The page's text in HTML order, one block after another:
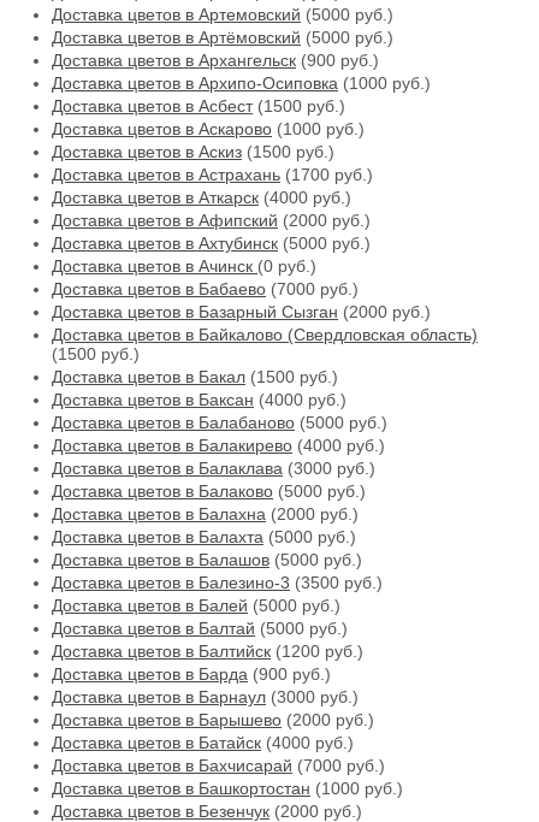
Доставка цветов в Артемовский (5000 руб.)
Доставка цветов в Артёмовский (5000 руб.)
Доставка цветов в Архангельск (900 руб.)
Доставка цветов в Архипо-Осиповка (1000 руб.)
Доставка цветов в Асбест(1500 руб.)
Доставка цветов в Аскарово (1000 руб.)
Доставка цветов в Аскиз (1500 руб.)
Доставка цветов в Астрахань (1700 руб.)
Доставка цветов в Аткарск (4000 руб.)
Доставка цветов в Афипский (2000 руб.)
Доставка цветов в Ахтубинск (5000 руб.)
Доставка цветов в Ачинск (0 руб.)
Доставка цветов в Бабаево (7000 руб.)
Доставка цветов в Базарный Сызган (2000 руб.)
Доставка цветов в Байкалово (Свердловская область)
(1500 руб.)
Доставка цветов в Бакал (1500 руб.)
Доставка цветов в Баксан (4000 руб.)
Доставка цветов в Балабаново (5000 руб.)
Доставка цветов в Балакирево (4000 руб.)
Доставка цветов в Балаклава (3000 руб.)
Доставка цветов в Балаково (5000 руб.)
Доставка цветов в Балахна (2000 руб.)
Доставка цветов в Балахта (5000 руб.)
Доставка цветов в Балашов (5000 руб.)
Доставка цветов в Балезино-3 (3500 руб.)
Доставка цветов в Балей (5000 руб.)
Доставка цветов в Балтай (5000 руб.)
Доставка цветов в Балтийск (1200 руб.)
Доставка цветов в Барда (900 руб.)
Доставка цветов в Барнаул (3000 руб.)
Доставка цветов в Барышево (2000 руб.)
Доставка цветов в Батайск (4000 руб.)
Доставка цветов в Бахчисарай (7000 руб.)
Доставка цветов в Башкортостан (1000 руб.)
Доставка цветов в Безенчук (2000 руб.)